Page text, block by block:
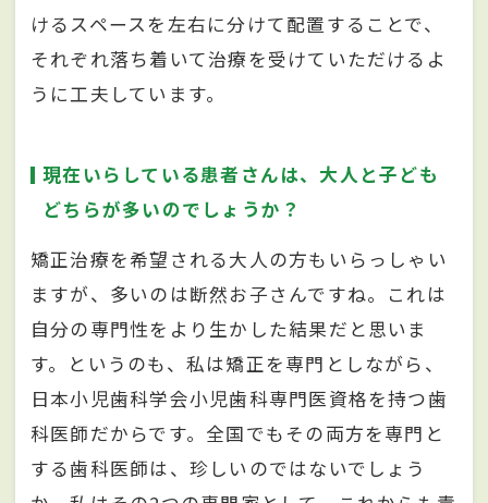
けるスペースを左右に分けて配置することで、
それぞれ落ち着いて治療を受けていただけるよ
うに工夫しています。
現在いらしている患者さんは、大人と子ども
どちらが多いのでしょうか？
矯正治療を希望される大人の方もいらっしゃい
ますが、多いのは断然お子さんですね。これは
自分の専門性をより生かした結果だと思いま
す。というのも、私は矯正を専門としながら、
日本小児歯科学会小児歯科専門医資格を持つ歯
科医師だからです。全国でもその両方を専門と
する歯科医師は、珍しいのではないでしょう